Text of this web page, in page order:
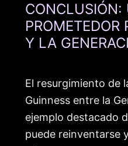
CONCLUSIÓN:
PROMETEDOR
Y LA
El resurgimiento de
Guinness entre la
ejemplo destacado
puede reinventarse